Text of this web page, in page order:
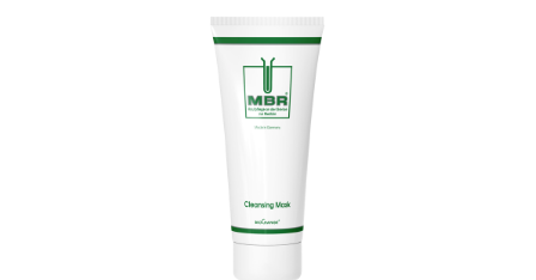
Bildergalerie überspringen